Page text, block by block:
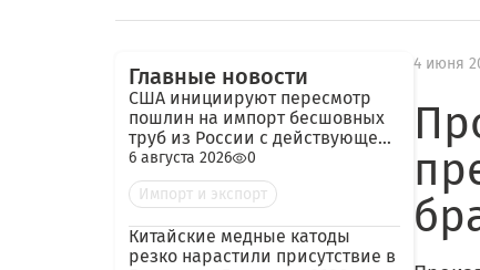
Главные новости
США инициируют пересмотр
пошлин на импорт бесшовных
труб из России с действующей
ставкой 209,72%
6 августа 2026
0
Импорт и экспорт
Китайские медные катоды
резко нарастили присутствие в
4 июня